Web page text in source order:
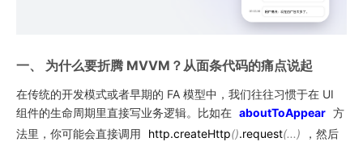
一、 为什么要折腾 MVVM？从面条代码的痛点说起
在传统的开发模式或者早期的 FA 模型中，我们往往习惯于在 UI
组件的生命周期里直接写业务逻辑。比如在 aboutToAppear 方
法里，你可能会直接调用
http.createHttp().request(...)
，然后